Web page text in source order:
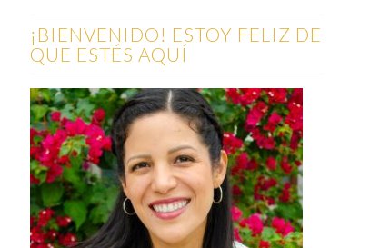
¡BIENVENIDO! ESTOY FELIZ DE
QUE ESTÉS AQUÍ